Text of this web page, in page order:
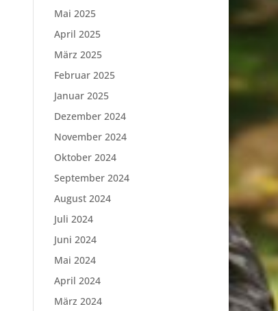
Mai 2025
April 2025
März 2025
Februar 2025
Januar 2025
Dezember 2024
November 2024
Oktober 2024
September 2024
August 2024
Juli 2024
Juni 2024
Mai 2024
April 2024
März 2024